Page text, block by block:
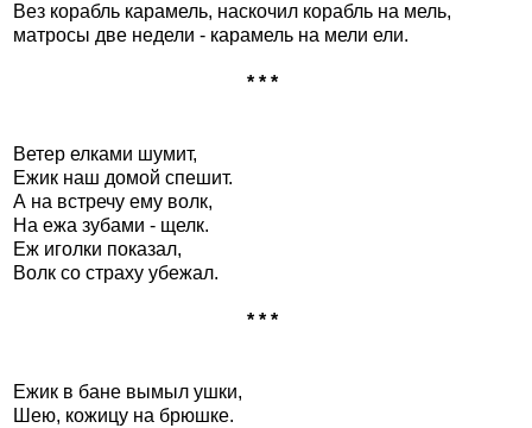
Вез корабль карамель, наскочил корабль на мель,
матросы две недели - карамель на мели ели.
* * *
Ветеp елками шумит,
Ежик наш домой спешит.
А на встpечу ему волк,
Hа ежа зубами - щелк.
Еж иголки показал,
Волк со стpаху убежал.
* * *
Ежик в бане вымыл ушки,
Шею, кожицу на бpюшке.